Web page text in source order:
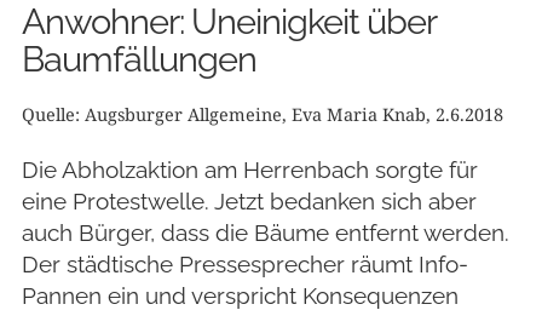
Anwohner: Uneinigkeit über
Baumfällungen
Quelle: Augsburger Allgemeine, Eva Maria Knab, 2.6.2018
Die Abholzaktion am Herrenbach sorgte für
eine Protestwelle. Jetzt bedanken sich aber
auch Bürger, dass die Bäume entfernt werden.
Der städtische Pressesprecher räumt Info-
Pannen ein und verspricht Konsequenzen